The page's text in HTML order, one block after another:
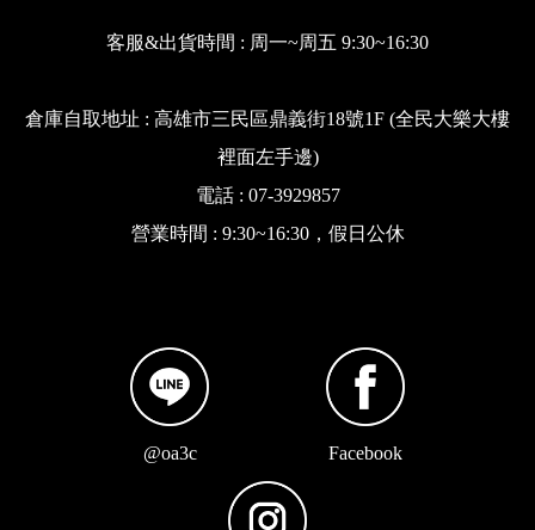
客服&出貨時間 : 周一~周五 9:30~16:30
倉庫自取地址 : 高雄市三民區鼎義街18號1F (全民大樂大樓
裡面左手邊)
電話 : 07-3929857
營業時間 : 9:30~16:30，假日公休
@oa3c Facebook